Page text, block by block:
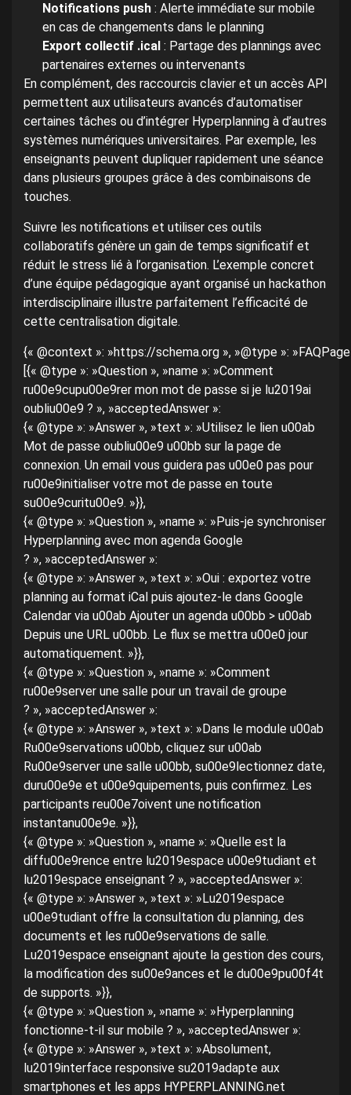
Notifications push : Alerte immédiate sur mobile
en cas de changements dans le planning
Export collectif .ical : Partage des plannings avec
partenaires externes ou intervenants
En complément, des raccourcis clavier et un accès API
permettent aux utilisateurs avancés d’automatiser
certaines tâches ou d’intégrer Hyperplanning à d’autres
systèmes numériques universitaires. Par exemple, les
enseignants peuvent dupliquer rapidement une séance
dans plusieurs groupes grâce à des combinaisons de
touches.
Suivre les notifications et utiliser ces outils
collaboratifs génère un gain de temps significatif et
réduit le stress lié à l’organisation. L’exemple concret
d’une équipe pédagogique ayant organisé un hackathon
interdisciplinaire illustre parfaitement l’efficacité de
cette centralisation digitale.
{« @context »: »https://schema.org », »@type »:
[{« @type »: »Question », »name »: »Comment
ru00e9cupu00e9rer mon mot de passe si je lu2019ai
oubliu00e9 ? », »acceptedAnswer »:
{« @type »: »Answer », »text »: »Utilisez le lien u00ab
Mot de passe oubliu00e9 u00bb sur la page de
connexion. Un email vous guidera pas u00e0 pas pour
ru00e9initialiser votre mot de passe en toute
su00e9curitu00e9. »}},
{« @type »: »Question », »name »: »Puis-je synchroniser
Hyperplanning avec mon agenda Google
? », »acceptedAnswer »:
{« @type »: »Answer », »text »: »Oui : exportez votre
planning au format iCal puis ajoutez-le dans Google
Calendar via u00ab Ajouter un agenda u00bb > u00ab
Depuis une URL u00bb. Le flux se mettra u00e0 jour
automatiquement. »}},
{« @type »: »Question », »name »: »Comment
ru00e9server une salle pour un travail de groupe
? », »acceptedAnswer »:
{« @type »: »Answer », »text »: »Dans le module u00ab
Ru00e9servations u00bb, cliquez sur u00ab
Ru00e9server une salle u00bb, su00e9lectionnez date,
duru00e9e et u00e9quipements, puis confirmez. Les
participants reu00e7oivent une notification
instantanu00e9e. »}},
{« @type »: »Question », »name »: »Quelle est la
diffu00e9rence entre lu2019espace u00e9tudiant et
lu2019espace enseignant ? », »acceptedAnswer »:
{« @type »: »Answer », »text »: »Lu2019espace
u00e9tudiant offre la consultation du planning, des
documents et les ru00e9servations de salle.
Lu2019espace enseignant ajoute la gestion des cours,
la modification des su00e9ances et le du00e9pu00f4t
de supports. »}},
{« @type »: »Question », »name »: »Hyperplanning
fonctionne-t-il sur mobile ? », »acceptedAnswer »:
{« @type »: »Answer », »text »: »Absolument,
lu2019interface responsive su2019adapte aux
smartphones et les apps HYPERPLANNING.net